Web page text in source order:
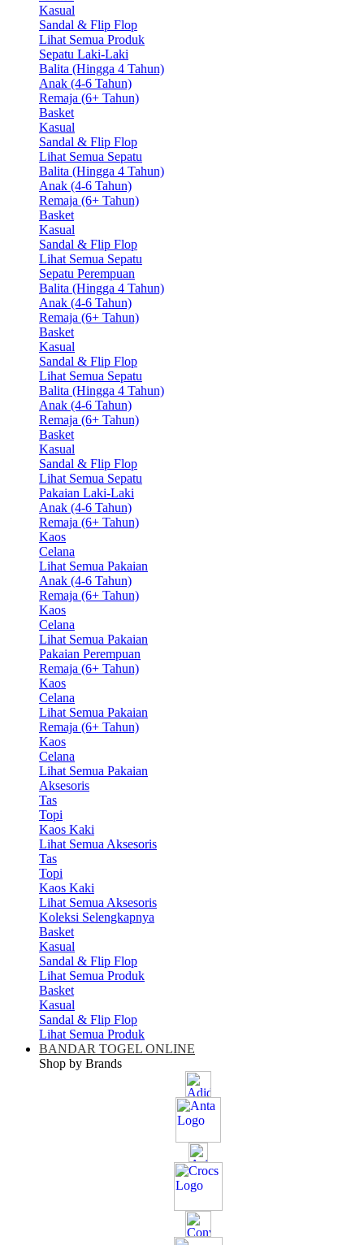
Kasual
Sandal & Flip Flop
Lihat Semua Produk
Sepatu Laki-Laki
Balita (Hingga 4 Tahun)
Anak (4-6 Tahun)
Remaja (6+ Tahun)
Basket
Kasual
Sandal & Flip Flop
Lihat Semua Sepatu
Balita (Hingga 4 Tahun)
Anak (4-6 Tahun)
Remaja (6+ Tahun)
Basket
Kasual
Sandal & Flip Flop
Lihat Semua Sepatu
Sepatu Perempuan
Balita (Hingga 4 Tahun)
Anak (4-6 Tahun)
Remaja (6+ Tahun)
Basket
Kasual
Sandal & Flip Flop
Lihat Semua Sepatu
Balita (Hingga 4 Tahun)
Anak (4-6 Tahun)
Remaja (6+ Tahun)
Basket
Kasual
Sandal & Flip Flop
Lihat Semua Sepatu
Pakaian Laki-Laki
Anak (4-6 Tahun)
Remaja (6+ Tahun)
Kaos
Celana
Lihat Semua Pakaian
Anak (4-6 Tahun)
Remaja (6+ Tahun)
Kaos
Celana
Lihat Semua Pakaian
Pakaian Perempuan
Remaja (6+ Tahun)
Kaos
Celana
Lihat Semua Pakaian
Remaja (6+ Tahun)
Kaos
Celana
Lihat Semua Pakaian
Aksesoris
Tas
Topi
Kaos Kaki
Lihat Semua Aksesoris
Tas
Topi
Kaos Kaki
Lihat Semua Aksesoris
Koleksi Selengkapnya
Basket
Kasual
Sandal & Flip Flop
Lihat Semua Produk
Basket
Kasual
Sandal & Flip Flop
Lihat Semua Produk
BANDAR TOGEL ONLINE
Shop by Brands